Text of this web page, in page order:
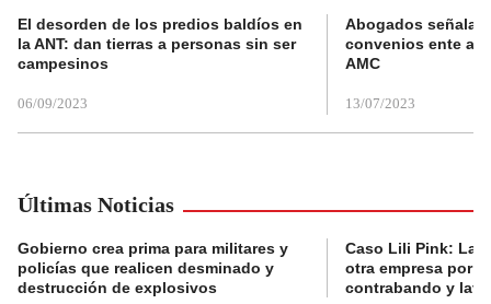
El desorden de los predios baldíos en
la ANT: dan tierras a personas sin ser
campesinos
06/09/2023
Abogados
convenios ente
AMC
13/07/2023
Últimas Noticias
Gobierno crea prima para militares y
policías que realicen desminado y
destrucción de explosivos
Caso Lili Pink: La
otra empresa por
contrabando y